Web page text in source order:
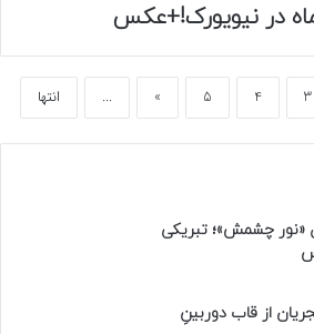
در نیویورک!+عکس
3
4
5
»
... انتها
«نور چشمش»؛ تبریکی
از قاب دوربینِ